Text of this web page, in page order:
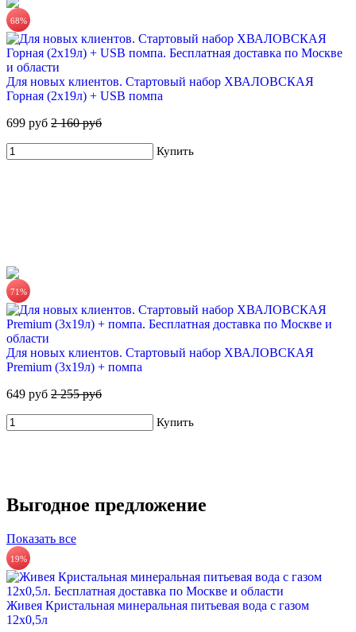
ХВАЛОВСКАЯ Горная минеральная столовая вода 18,9л в
ХВАЛОВСКАЯ Premium природная питьевая вода 18,9л
555 руб.
ЧЕРНОГОЛОВКА питьевая вода без газа 12х0,5л
420 руб.
35.00 руб/шт
Купить
68%
Для новых клиентов. Стартовый набор ХВАЛОВСКАЯ
Горная (2х19л) + USB помпа
699 руб 2 160 руб
Купить
71%
Для новых клиентов. Стартовый набор ХВАЛОВСКАЯ
Premium (3х19л) + помпа
649 руб 2 255 руб
Купить
55%
Для новых клиентов. Стартовый набор ХВАЛОВСКАЯ
Premium (2х19л)
Выгодное предложение
Показать все
19%
Живея Кристальная минеральная питьевая вода с газом
12х0,5л